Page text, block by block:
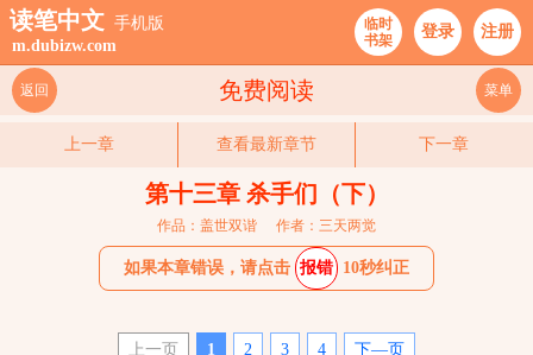
读笔中文 手机版
m.dubizw.com
临时
书架
登录 注册
免费阅读
返回 菜单
上一章 查看最新章节 下一章
第十三章 杀手们（下）
作品：盖世双谐 作者：三天两觉
如果本章错误，请点击 报错 10秒纠正
上一页 1 2 3 4 下—页